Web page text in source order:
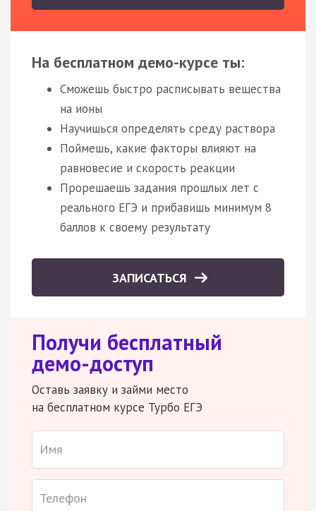
На бесплатном демо-курсе ты:
Сможешь быстро расписывать вещества
на ионы
Научишься определять среду раствора
Поймешь, какие факторы влияют на
равновесие и скорость реакции
Прорешаешь задания прошлых лет с
реального ЕГЭ и прибавишь минимум 8
баллов к своему результату
ЗАПИСАТЬСЯ
Получи бесплатный
демо-доступ
Оставь заявку и займи место
на бесплатном курсе Турбо ЕГЭ